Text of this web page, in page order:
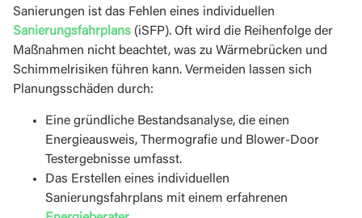
Sanierungen ist das Fehlen eines individuellen
Sanierungsfahrplans (iSFP). Oft wird die Reihenfolge der
Maßnahmen nicht beachtet, was zu Wärmebrücken und
Schimmelrisiken führen kann. Vermeiden lassen sich
Planungsschäden durch:
Eine gründliche Bestandsanalyse, die einen
Energieausweis, Thermografie und Blower-Door
Testergebnisse umfasst.
Das Erstellen eines individuellen
Sanierungsfahrplans mit einem erfahrenen